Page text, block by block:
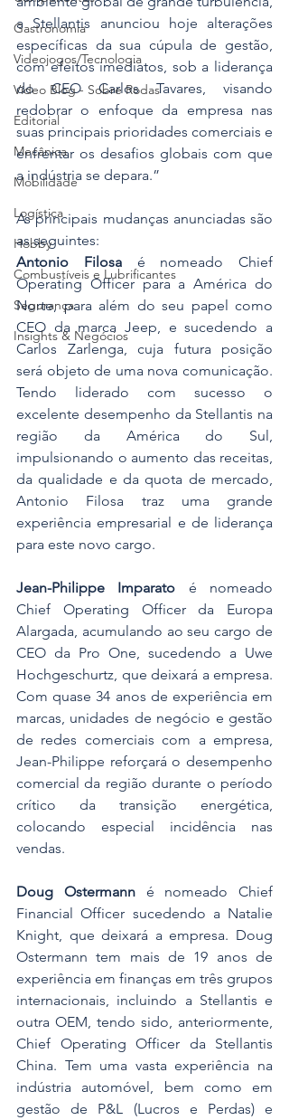
Gastronomia
Videojogos/Tecnologia
Vídeo Blog - Sobre Rodas
Editorial
Mecânica
Mobilidade
Logística
Hobby
Combustíveis e Lubrificantes
Segurança
Insights & Negócios
a Stellantis anunciou hoje alterações
específicas da sua cúpula de gestão,
com efeitos imediatos, sob a liderança
do CEO Carlos Tavares, visando
redobrar o enfoque da empresa nas
suas principais prioridades comerciais e
enfrentar os desafios globais com que
a indústria se depara.”
As principais mudanças anunciadas são
as seguintes:
Antonio Filosa é nomeado Chief
Operating Officer para a América do
Norte, para além do seu papel como
CEO da marca Jeep, e sucedendo a
Carlos Zarlenga, cuja futura posição
será objeto de uma nova comunicação.
Tendo liderado com sucesso o
excelente desempenho da Stellantis na
região da América do Sul,
impulsionando o aumento das receitas,
da qualidade e da quota de mercado,
Antonio Filosa traz uma grande
experiência empresarial e de liderança
para este novo cargo.
Jean-Philippe Imparato é nomeado
Chief Operating Officer da Europa
Alargada, acumulando ao seu cargo de
CEO da Pro One, sucedendo a Uwe
Hochgeschurtz, que deixará a empresa.
Com quase 34 anos de experiência em
marcas, unidades de negócio e gestão
de redes comerciais com a empresa,
Jean-Philippe reforçará o desempenho
comercial da região durante o período
crítico da transição energética,
colocando especial incidência nas
vendas.
Doug Ostermann é nomeado Chief
Financial Officer sucedendo a Natalie
Knight, que deixará a empresa. Doug
Ostermann tem mais de 19 anos de
experiência em finanças em três grupos
internacionais, incluindo a Stellantis e
outra OEM, tendo sido, anteriormente,
Chief Operating Officer da Stellantis
China. Tem uma vasta experiência na
indústria automóvel, bem como em
gestão de P&L (Lucros e Perdas) e